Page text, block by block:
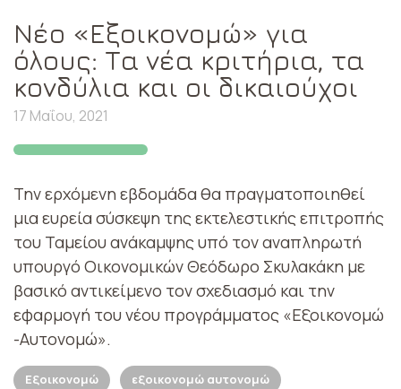
Νέο «Εξοικονομώ» για
όλους: Τα νέα κριτήρια, τα
κονδύλια και οι δικαιούχοι
17 Μαΐου, 2021
Την ερχόμενη εβδομάδα θα πραγματοποιηθεί
μια ευρεία σύσκεψη της εκτελεστικής επιτροπής
του Ταμείου ανάκαμψης υπό τον αναπληρωτή
υπουργό Οικονομικών Θεόδωρο Σκυλακάκη με
βασικό αντικείμενο τον σχεδιασμό και την
εφαρμογή του νέου προγράμματος «Εξοικονομώ
-Αυτονομώ».
Εξοικονομώ εξοικονομώ αυτονομώ